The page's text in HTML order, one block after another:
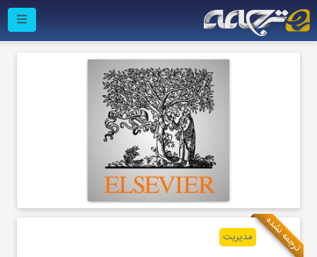
ترجمه نشده مدیریت